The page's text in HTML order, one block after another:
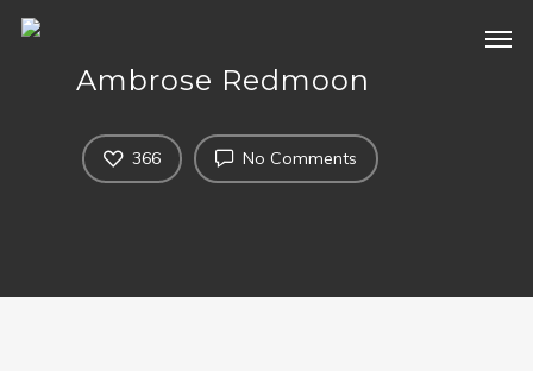
Ambrose Redmoon
No Comments
366